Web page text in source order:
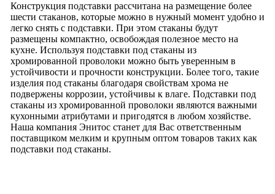
Конструкция подставки рассчитана на размещение более
шести стаканов, которые можно в нужный момент удобно и
легко снять с подставки. При этом стаканы будут
размещены компактно, освобождая полезное место на
кухне. Используя подставки под стаканы из
хромированной проволоки можно быть уверенным в
устойчивости и прочности конструкции. Более того, такие
изделия под стаканы благодаря свойствам хрома не
подвержены коррозии, устойчивы к влаге. Подставки под
стаканы из хромированной проволоки являются важными
кухонными атрибутами и пригодятся в любом хозяйстве.
Наша компания Энитос станет для Вас ответственным
поставщиком мелким и крупным оптом товаров таких как
подставки под стаканы.